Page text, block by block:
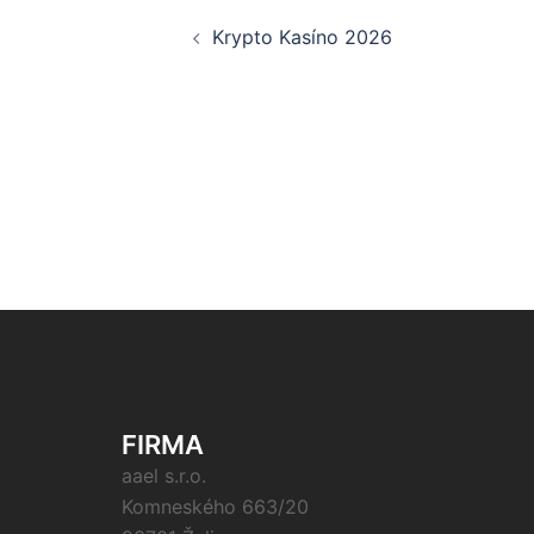
článkami
Krypto Kasíno 2026
FIRMA
aael s.r.o.
Komneského 663/20